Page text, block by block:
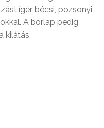
ígér, bécsi, pozsonyi
A borlap pedig
kilátás.